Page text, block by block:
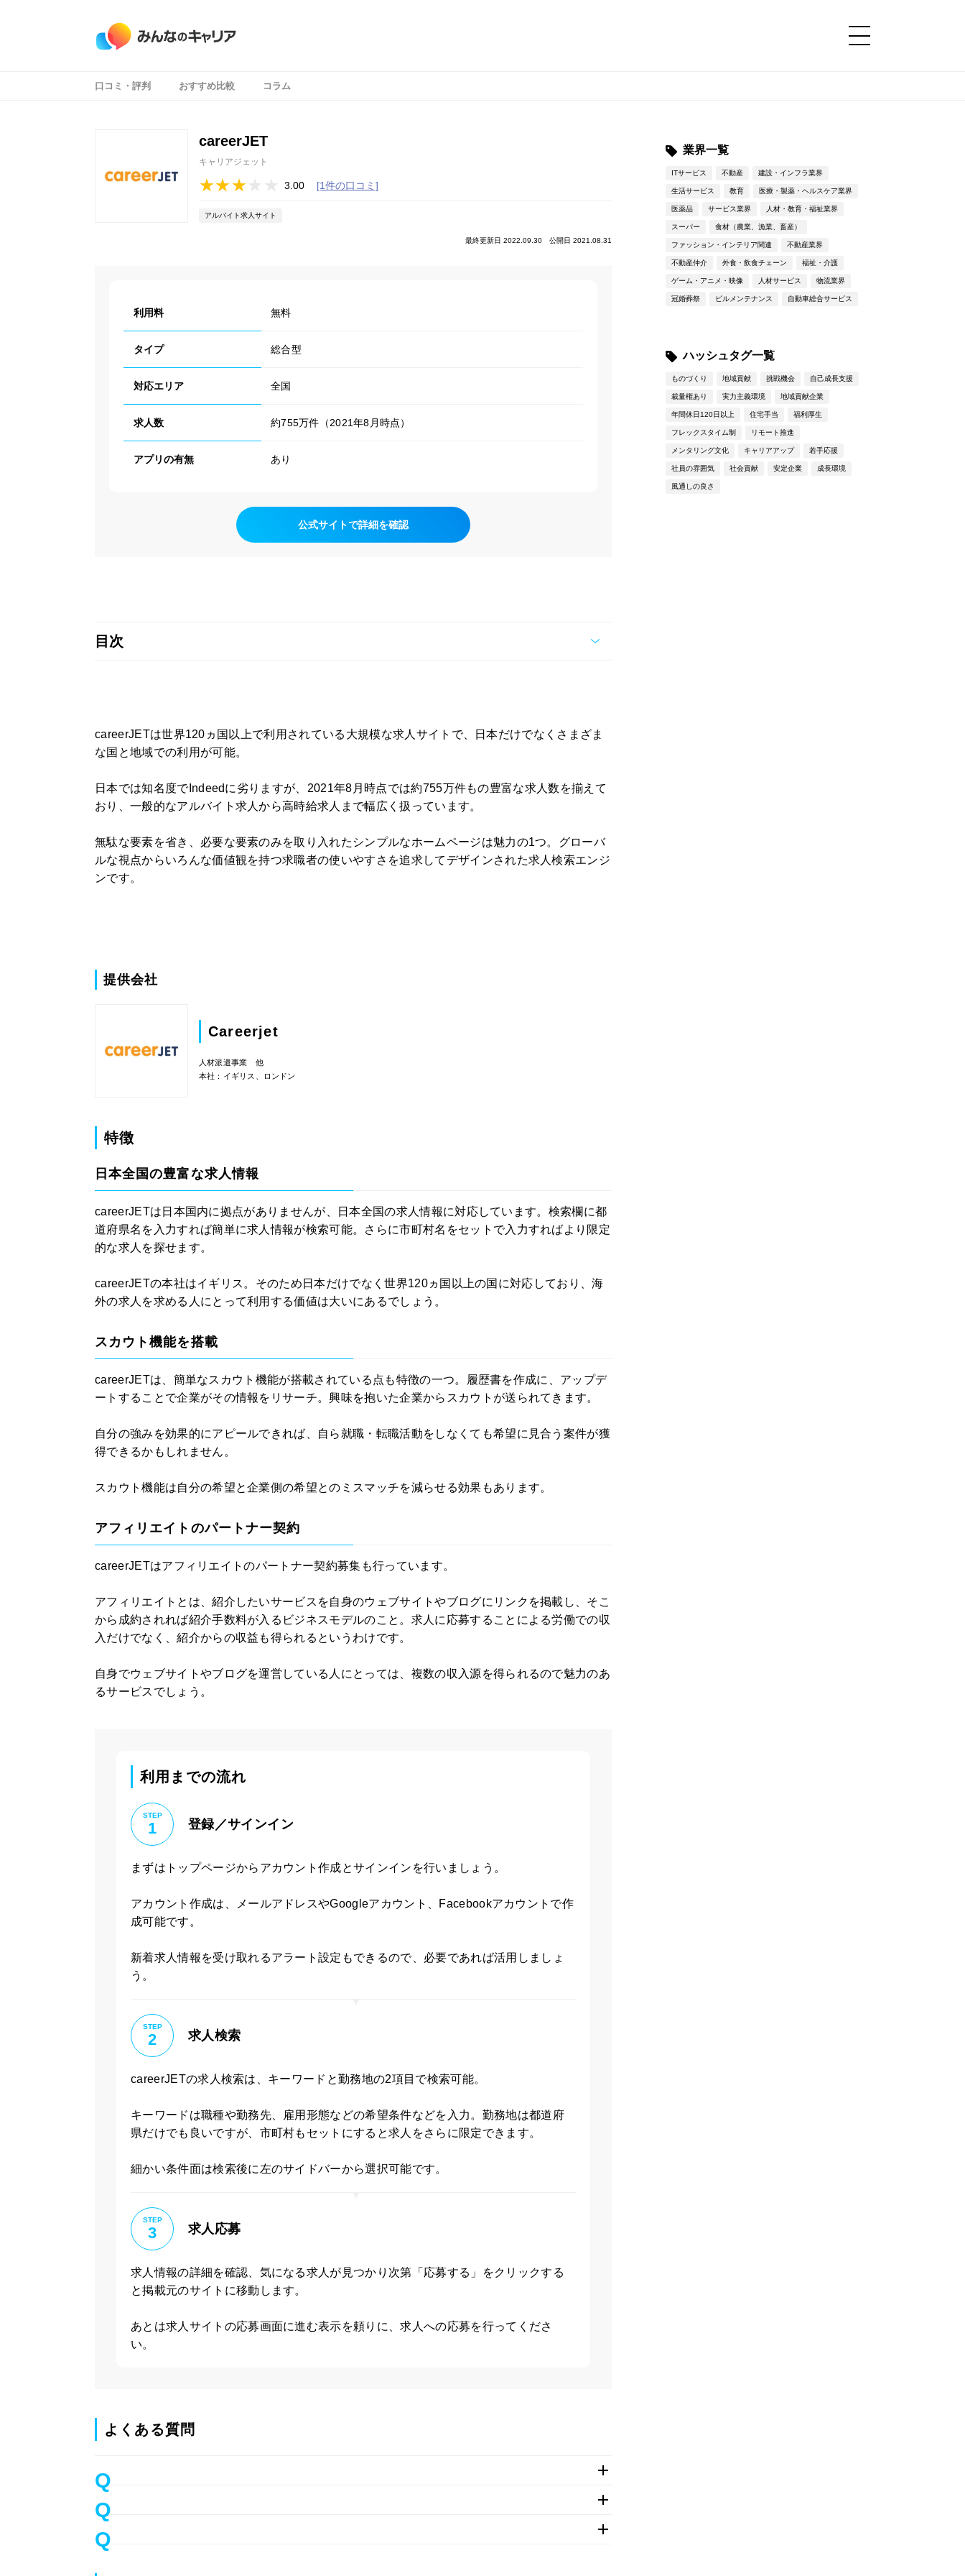
口コミ・評判 おすすめ比較 コラム
careerJET
キャリアジェット
3.00 [1件の口コミ]
アルバイト求人サイト
最終更新日 2022.09.30 公開日 2021.08.31
利用料 無料
タイプ 総合型
対応エリア 全国
求人数 約755万件（2021年8月時点）
アプリの有無 あり
公式サイトで詳細を確認
目次
careerJETは世界120ヵ国以上で利用されている大規模な求人サイトで、日本だけでなくさまざま
な国と地域での利用が可能。
日本では知名度でIndeedに劣りますが、2021年8月時点では約755万件もの豊富な求人数を揃えて
おり、一般的なアルバイト求人から高時給求人まで幅広く扱っています。
無駄な要素を省き、必要な要素のみを取り入れたシンプルなホームページは魅力の1つ。グローバ
ルな視点からいろんな価値観を持つ求職者の使いやすさを追求してデザインされた求人検索エンジ
ンです。
提供会社
Careerjet
人材派遣事業 他
本社：イギリス、ロンドン
特徴
日本全国の豊富な求人情報
careerJETは日本国内に拠点がありませんが、日本全国の求人情報に対応しています。検索欄に都
道府県名を入力すれば簡単に求人情報が検索可能。さらに市町村名をセットで入力すればより限定
的な求人を探せます。
careerJETの本社はイギリス。そのため日本だけでなく世界120ヵ国以上の国に対応しており、海
外の求人を求める人にとって利用する価値は大いにあるでしょう。
スカウト機能を搭載
careerJETは、簡単なスカウト機能が搭載されている点も特徴の一つ。履歴書を作成に、アップデ
ートすることで企業がその情報をリサーチ。興味を抱いた企業からスカウトが送られてきます。
自分の強みを効果的にアピールできれば、自ら就職・転職活動をしなくても希望に見合う案件が獲
得できるかもしれません。
スカウト機能は自分の希望と企業側の希望とのミスマッチを減らせる効果もあります。
アフィリエイトのパートナー契約
careerJETはアフィリエイトのパートナー契約募集も行っています。
アフィリエイトとは、紹介したいサービスを自身のウェブサイトやブログにリンクを掲載し、そこ
から成約されれば紹介手数料が入るビジネスモデルのこと。求人に応募することによる労働での収
入だけでなく、紹介からの収益も得られるというわけです。
自身でウェブサイトやブログを運営している人にとっては、複数の収入源を得られるので魅力のあ
るサービスでしょう。
利用までの流れ
STEP
1 登録／サインイン
まずはトップページからアカウント作成とサインインを行いましょう。
アカウント作成は、メールアドレスやGoogleアカウント、Facebookアカウントで作
成可能です。
新着求人情報を受け取れるアラート設定もできるので、必要であれば活用しましょ
う。
STEP
2 求人検索
careerJETの求人検索は、キーワードと勤務地の2項目で検索可能。
キーワードは職種や勤務先、雇用形態などの希望条件などを入力。勤務地は都道府
県だけでも良いですが、市町村もセットにすると求人をさらに限定できます。
細かい条件面は検索後に左のサイドバーから選択可能です。
STEP
3 求人応募
求人情報の詳細を確認、気になる求人が見つかり次第「応募する」をクリックする
と掲載元のサイトに移動します。
あとは求人サイトの応募画面に進む表示を頼りに、求人への応募を行ってくださ
い。
よくある質問
業界一覧
ITサービス 不動産 建設・インフラ業界
生活サービス 教育 医療・製薬・ヘルスケア業界
医薬品 サービス業界 人材・教育・福祉業界
スーパー 食材（農業、漁業、畜産）
ファッション・インテリア関連 不動産業界
不動産仲介 外食・飲食チェーン 福祉・介護
ゲーム・アニメ・映像 人材サービス 物流業界
冠婚葬祭 ビルメンテナンス 自動車総合サービス
ハッシュタグ一覧
ものづくり 地域貢献 挑戦機会 自己成長支援
裁量権あり 実力主義環境 地域貢献企業
年間休日120日以上 住宅手当 福利厚生
フレックスタイム制 リモート推進
メンタリング文化 キャリアアップ 若手応援
社員の雰囲気 社会貢献 安定企業 成長環境
風通しの良さ